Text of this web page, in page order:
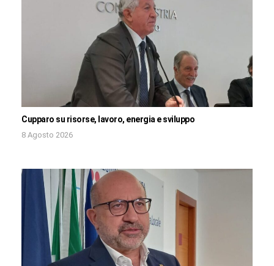
Cupparo su risorse, lavoro, energia e sviluppo
8 Agosto 2026